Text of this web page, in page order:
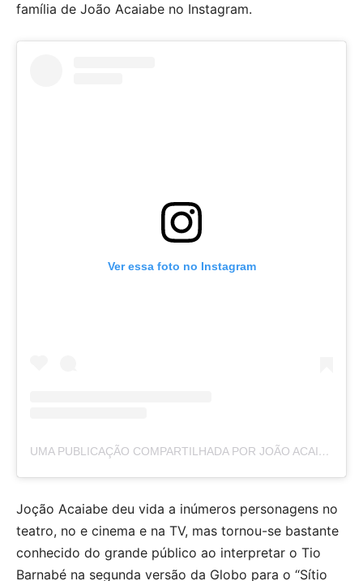
família de João Acaiabe no Instagram.
Ver essa foto no Instagram
UMA PUBLICAÇÃO COMPARTILHADA POR JOÃO ACAIABE (@JOAO_ACAIABE_OFICIAL)
Joção Acaiabe deu vida a inúmeros personagens no
teatro, no e cinema e na TV, mas tornou-se bastante
conhecido do grande público ao interpretar o Tio
Barnabé na segunda versão da Globo para o “Sítio